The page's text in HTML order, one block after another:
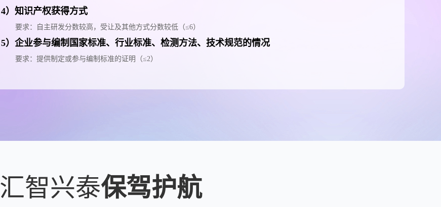
4）知识产权获得方式
要求：自主研发分数较高，受让及其他方式分数较低（≤6）
5）企业参与编制国家标准、行业标准、检测方法、技术规范的情况
要求：提供制定或参与编制标准的证明（≤2）
汇智兴泰保驾护航